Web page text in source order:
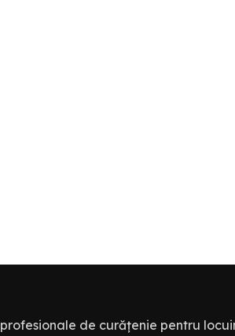
de curățenie pentru